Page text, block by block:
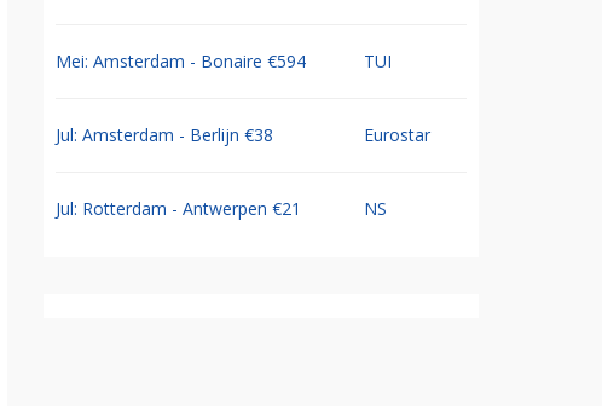
Mei: Amsterdam - Bonaire €594 TUI
Jul: Amsterdam - Berlijn €38 Eurostar
Jul: Rotterdam - Antwerpen €21 NS